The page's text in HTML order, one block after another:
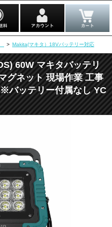
> Makita(マキタ）18Vバッテリー対応
60W マキタバッテリ
グネット 現場作業 工事
バッテリー付属なし YC